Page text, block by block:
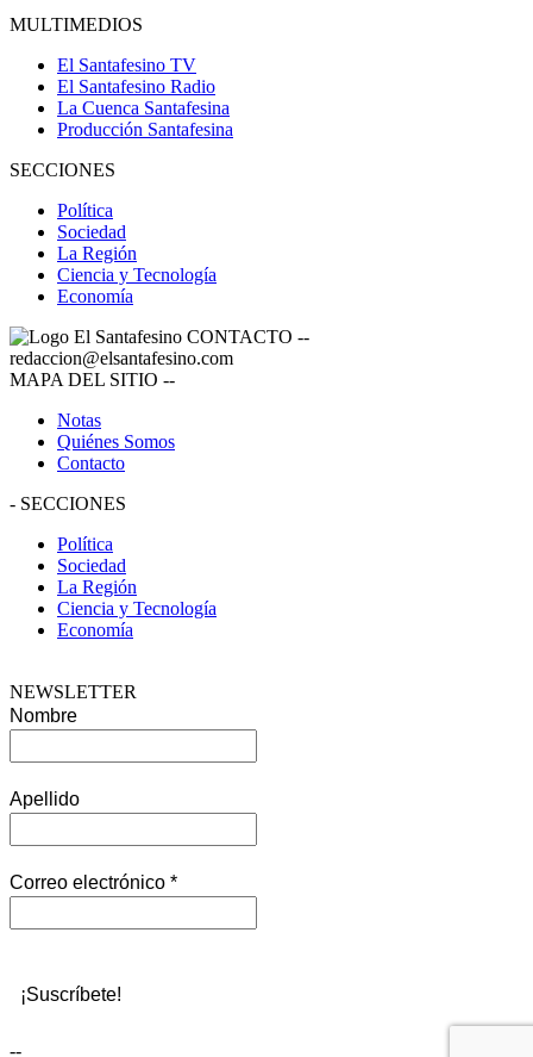
MULTIMEDIOS
El Santafesino TV
El Santafesino Radio
La Cuenca Santafesina
Producción Santafesina
SECCIONES
Política
Sociedad
La Región
Ciencia y Tecnología
Economía
CONTACTO --
redaccion@elsantafesino.com
MAPA DEL SITIO --
Notas
Quiénes Somos
Contacto
- SECCIONES
Política
Sociedad
La Región
Ciencia y Tecnología
Economía
NEWSLETTER
Nombre
Apellido
Correo electrónico *
--